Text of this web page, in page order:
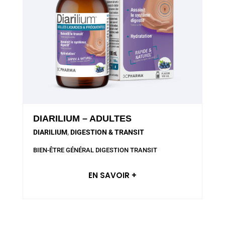
DIARILIUM – ADULTES
DIARILIUM,DIGESTION & TRANSIT
BIEN-ÊTRE GÉNÉRAL DIGESTION TRANSIT
EN SAVOIR +